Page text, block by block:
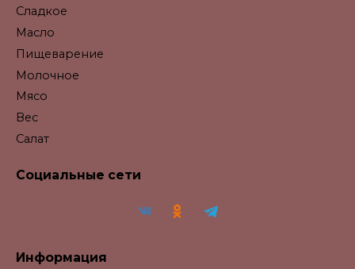
Сладкое
Масло
Пищеварение
Молочное
Мясо
Вес
Салат
Социальные сети
Информация